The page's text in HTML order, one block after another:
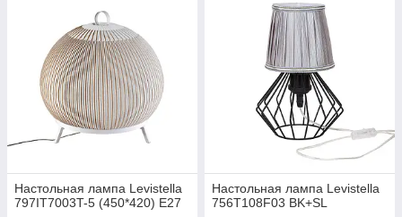
Настольная лампа Levistella
797IT7003T-5 (450*420) E27
Настольная лампа Levistella
756T108F03 BK+SL